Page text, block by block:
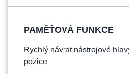
PAMĚŤOVÁ FUNKCE
Rychlý návrat nástrojové
pozice